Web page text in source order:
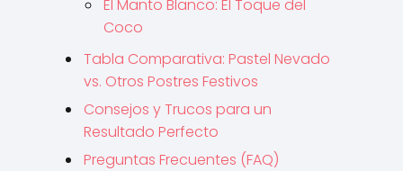
El Manto Blanco: El Toque del
Coco
Tabla Comparativa: Pastel Nevado
vs. Otros Postres Festivos
Consejos y Trucos para un
Resultado Perfecto
Preguntas Frecuentes (FAQ)